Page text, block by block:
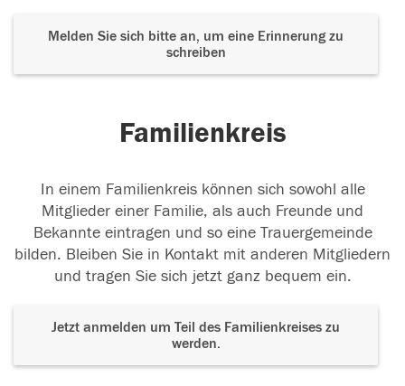
Melden Sie sich bitte an, um eine Erinnerung zu
schreiben
Familienkreis
In einem Familienkreis können sich sowohl alle
Mitglieder einer Familie, als auch Freunde und
Bekannte eintragen und so eine Trauergemeinde
bilden. Bleiben Sie in Kontakt mit anderen Mitgliedern
und tragen Sie sich jetzt ganz bequem ein.
Jetzt anmelden um Teil des Familienkreises zu
werden.